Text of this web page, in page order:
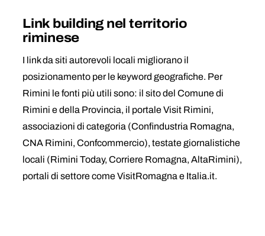
Link building nel territorio
riminese
I link da siti autorevoli locali migliorano il
posizionamento per le keyword geografiche. Per
Rimini le fonti più utili sono: il sito del Comune di
Rimini e della Provincia, il portale Visit Rimini,
associazioni di categoria (Confindustria Romagna,
CNA Rimini, Confcommercio), testate giornalistiche
locali (Rimini Today, Corriere Romagna, AltaRimini),
portali di settore come VisitRomagna e Italia.it.